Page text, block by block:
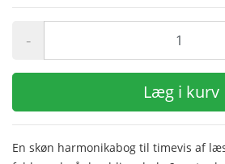
-
Læg i kurv
En skøn harmonikabog til timevis af